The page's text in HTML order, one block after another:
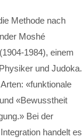
Methode nach
Moshé
1984), einem
und Judoka.
«funktionale
«Bewusstheit
Bei der
handelt es